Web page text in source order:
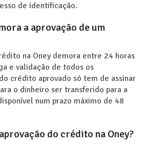
de identificação.
a aprovação de um
na Oney demora entre 24 horas
e validação de todos os
crédito aprovado só tem de assinar
o dinheiro ser transferido para a
num prazo máximo de 48
do crédito na Oney?